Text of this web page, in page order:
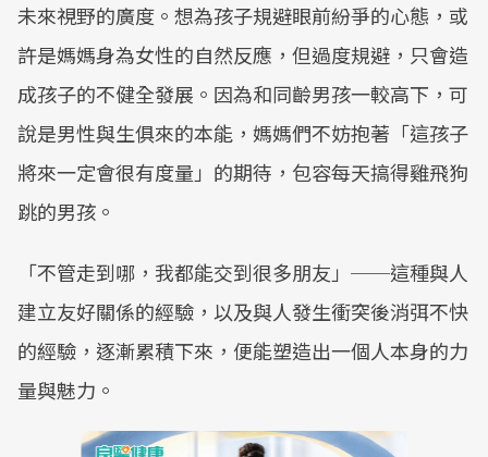
未來視野的廣度。想為孩子規避眼前紛爭的心態，或
許是媽媽身為女性的自然反應，但過度規避，只會造
成孩子的不健全發展。因為和同齡男孩一較高下，可
說是男性與生俱來的本能，媽媽們不妨抱著「這孩子
將來一定會很有度量」的期待，包容每天搞得雞飛狗
跳的男孩。
「不管走到哪，我都能交到很多朋友」──這種與人
建立友好關係的經驗，以及與人發生衝突後消弭不快
的經驗，逐漸累積下來，便能塑造出一個人本身的力
量與魅力。